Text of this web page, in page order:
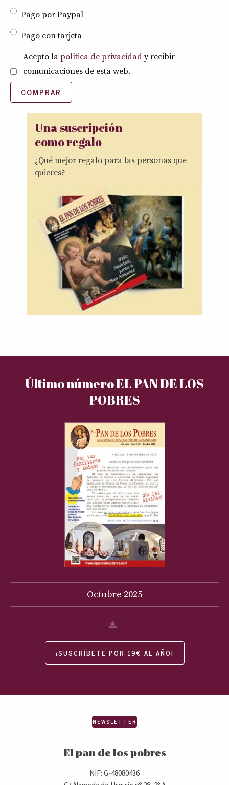
Pago por Paypal
Pago con tarjeta
Política de privacidad*
Acepto la política de privacidad y recibir
comunicaciones de esta web.
COMPRAR
Una suscripción
como regalo
¿Qué mejor regalo para las personas que
quieres?
Último número EL PAN DE LOS
POBRES
Octubre 2025
¡SUSCRÍBETE POR 19€ AL AÑO!
El pan de los pobres
NIF: G-48080436
NEWSLETTER